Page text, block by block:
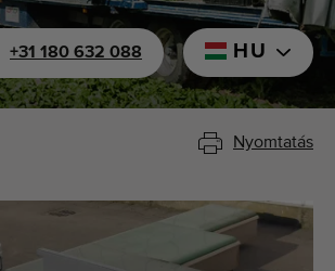
HU
+31 180 632 088
Nyomtatás